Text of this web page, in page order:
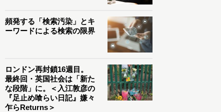
頻発する「検索汚染」とキ
ーワードによる検索の限界
ロンドン再封鎖16週目。
最終回・英国社会は「新た
な段階」に。＜入江敦彦の
『足止め喰らい日記』嫌々
乍らReturns＞